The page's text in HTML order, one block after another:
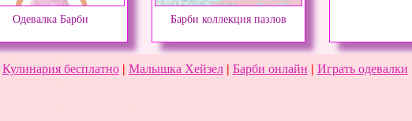
Одевалка Барби Барби коллекция пазлов
Кулинария бесплатно| Малышка Хейзел| Барби онлайн | Играть одевалки